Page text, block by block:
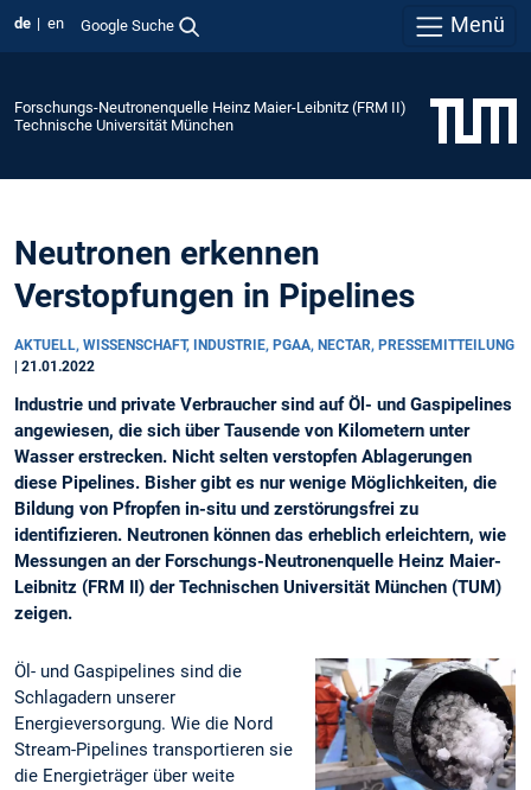
de en Google Suche Menü
Forschungs-Neutronenquelle Heinz Maier-Leibnitz (FRM II)
Technische Universität München
Neutronen erkennen
Verstopfungen in Pipelines
AKTUELL, WISSENSCHAFT, INDUSTRIE, PGAA, NECTAR, PRESSEMITTEILUNG
21.01.2022
Industrie und private Verbraucher sind auf Öl- und Gaspipelines
angewiesen, die sich über Tausende von Kilometern unter
Wasser erstrecken. Nicht selten verstopfen Ablagerungen
diese Pipelines. Bisher gibt es nur wenige Möglichkeiten, die
Bildung von Pfropfen in-situ und zerstörungsfrei zu
identifizieren. Neutronen können das erheblich erleichtern, wie
Messungen an der Forschungs-Neutronenquelle Heinz Maier-
Leibnitz (FRM II) der Technischen Universität München (TUM)
zeigen.
Öl- und Gaspipelines sind die
Schlagadern unserer
Energieversorgung. Wie die Nord
Stream-Pipelines transportieren sie
die Energieträger über weite